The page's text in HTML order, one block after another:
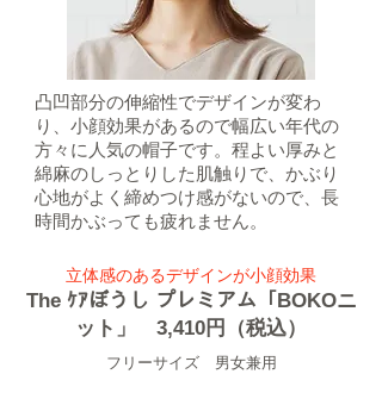
凸凹部分の伸縮性でデザインが変わ
り、小顔効果があるので幅広い年代の
方々に人気の帽子です。程よい厚みと
綿麻のしっとりした肌触りで、かぶり
心地がよく締めつけ感がないので、長
時間かぶっても疲れません。
​立体感のあるデザインが小顔効果
​The ｹｱぼうし プレミアム「BOKOニ
ット」 3,410円（税込）
​フリーサイズ 男女兼用